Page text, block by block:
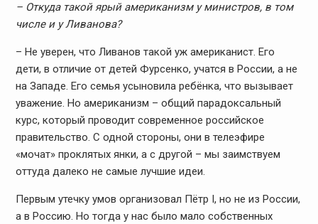
– Откуда такой ярый американизм у министров, в том
числе и у Ливанова?
– Не уверен, что Ливанов такой уж американист. Его
дети, в отличие от детей Фурсенко, учатся в России, а не
на Западе. Его семья усыновила ребёнка, что вызывает
уважение. Но американизм – общий парадоксальный
курс, который проводит современное российское
правительство. С одной стороны, они в телеэфире
«мочат» проклятых янки, а с другой – мы заимствуем
оттуда далеко не самые лучшие идеи.
Первым утечку умов организовал Пётр I, но не из России,
а в Россию. Но тогда у нас было мало собственных